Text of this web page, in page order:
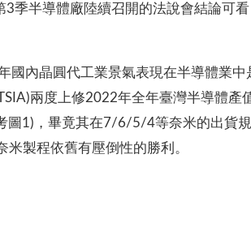
季半導體廠陸續召開的法說會結論可看
國內晶圓代工業景氣表現在半導體業中
兩度上修2022年全年臺灣半導體產
圖1)，畢竟其在7/6/5/4等奈米的出貨規
製程依舊有壓倒性的勝利。